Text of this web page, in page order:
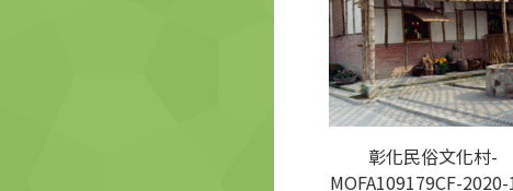
彰化民俗文化村-
MOFA109179CF-